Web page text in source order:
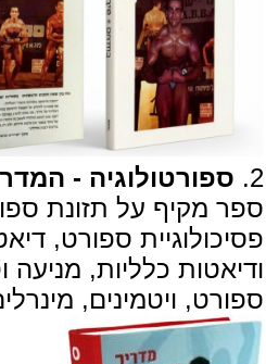
2. ספורטולוגיה -
ספר מקיף על תזונת
פסיכולוגיית ספורט,
ודיאטות כלליות, מניעה
ספורט, ויטמינים,